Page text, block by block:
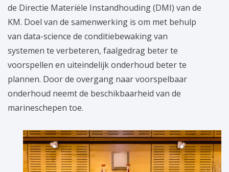
de Directie Materiële Instandhouding (DMI) van de
KM. Doel van de samenwerking is om met behulp
van data-science de conditiebewaking van
systemen te verbeteren, faalgedrag beter te
voorspellen en uiteindelijk onderhoud beter te
plannen. Door de overgang naar voorspelbaar
onderhoud neemt de beschikbaarheid van de
marineschepen toe.